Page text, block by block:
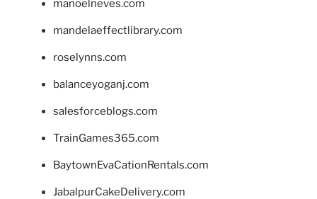
manoelneves.com
mandelaeffectlibrary.com
roselynns.com
balanceyoganj.com
salesforceblogs.com
TrainGames365.com
BaytownEvaCationRentals.com
JabalpurCakeDelivery.com